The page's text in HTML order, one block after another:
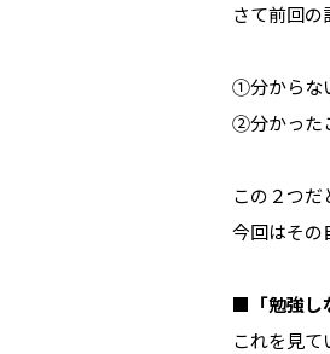
さて前回
①分からな
②分かった
この２つ
今回はその
■「勉強し
これを見て